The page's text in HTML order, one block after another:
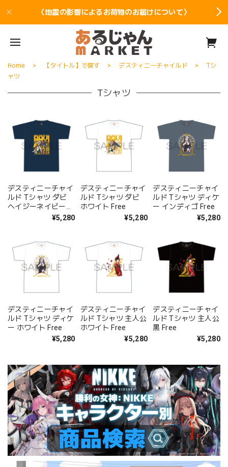
〈地震の影響によるお荷物のお届けについて〉
Home 【タイトル】で探す デスティニーチャイルド
Tシ
ャツ
Tシャツ
デスティニーチャイ
ルド Tシャツ ダビ
ヘイジーネイビー
¥5,280
デスティニーチャイ
ルド Tシャツ ダビ
ホワイト Free
¥5,280
デスティニーチャイ
ルド Tシャツ ディケ
ー インディゴ Free
¥5,280
デスティニーチャイ
ルド Tシャツ ディケ
ー ホワイト Free
¥5,280
デスティニーチャイ
ルド Tシャツ 主人公
ホワイト Free
¥5,280
デスティニーチャイ
ルド Tシャツ 主人公
黒 Free
¥5,280